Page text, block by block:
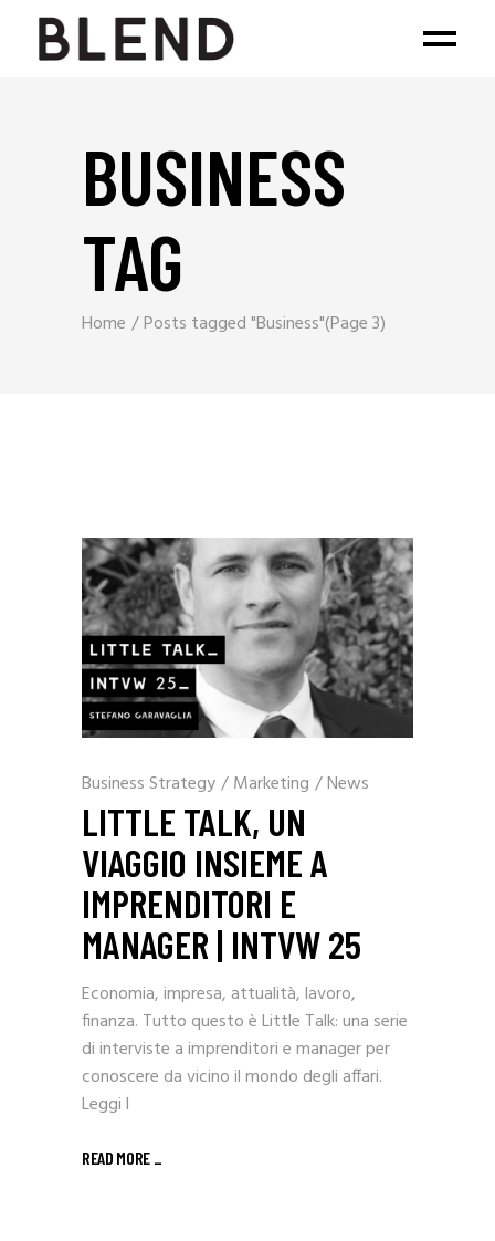
BUSINESS
TAG
Home Posts tagged "Business"(Page 3)
Business Strategy/ Marketing /News
LITTLE TALK, UN
VIAGGIO INSIEME A
IMPRENDITORI E
MANAGER | INTVW 25
Economia, impresa, attualità, lavoro,
finanza. Tutto questo è Little Talk: una serie
di interviste a imprenditori e manager per
conoscere da vicino il mondo degli affari.
Leggi l
READ MORE _